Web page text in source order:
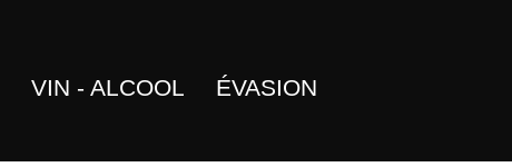
VIN - ALCOOL
ÉVASION